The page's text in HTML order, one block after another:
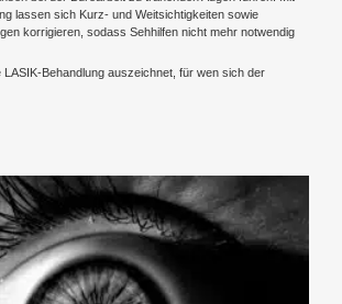
lassen sich Kurz- und Weitsichtigkeiten sowie
korrigieren, sodass Sehhilfen nicht mehr notwendig
Behandlung auszeichnet, für wen sich der